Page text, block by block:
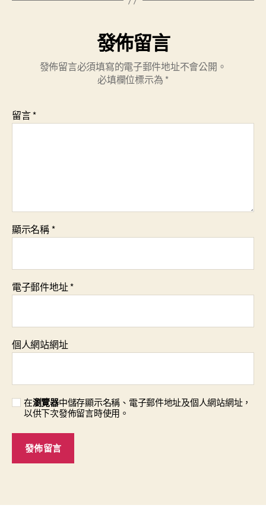
發佈留言
發佈留言必須填寫的電子郵件地址不會公開。
必填欄位標示為 *
留言*
顯示名稱*
電子郵件地址*
個人網站網址
在瀏覽器中儲存顯示名稱、電子郵件地址及個人網站網址，
以供下次發佈留言時使用。